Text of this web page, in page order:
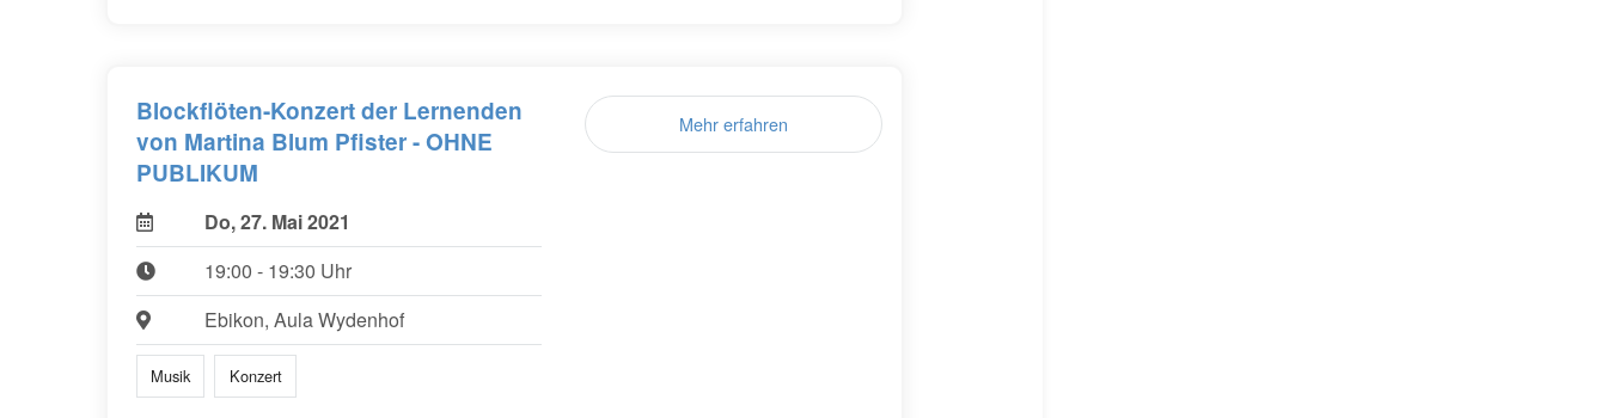
Blockflöten-Konzert der Lernenden
von Martina Blum Pfister - OHNE
PUBLIKUM
Do, 27. Mai 2021
19:00 - 19:30 Uhr
Ebikon, Aula Wydenhof
Musik Konzert
Mehr erfahren